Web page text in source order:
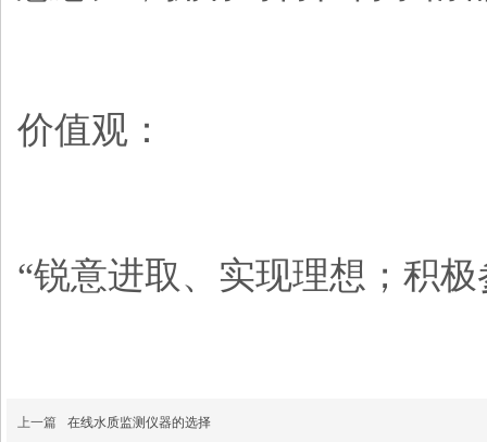
价值观：
“锐意进取、实现理想；积
上一篇 在线水质监测仪器的选择